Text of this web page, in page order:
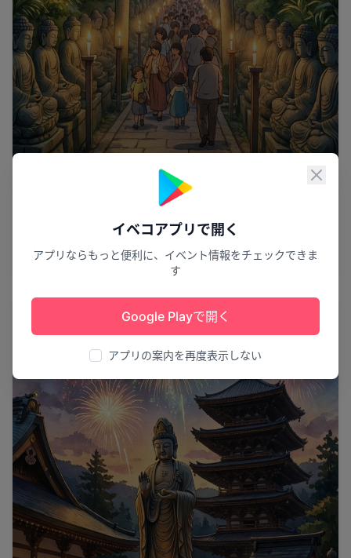
閉じ
イベコアプリで開く
アプリならもっと便利に、イベント情報をチェックできま
す
Google Playで開く
アプリの案内を再度表示しない
観音盆千日会・千躰地蔵盆
愛荘町 8